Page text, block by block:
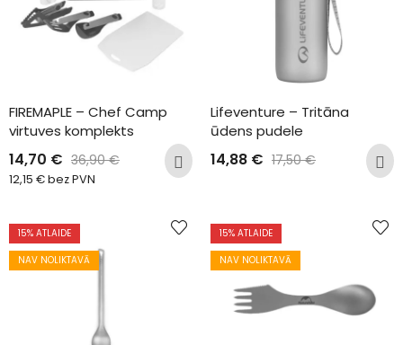
FIREMAPLE – Chef Camp
virtuves komplekts
14,70 € 36,90€
12,15 €bez PVN
Lifeventure – Tritāna
ūdens pudele
14,88 € 17,50€
15% ATLAIDE
NAV NOLIKTAVĀ
15% ATLAIDE
NAV NOLIKTAVĀ